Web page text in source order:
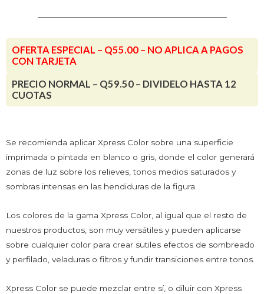
OFERTA ESPECIAL – Q55.00 – NO APLICA A PAGOS
CON TARJETA
PRECIO NORMAL – Q59.50 – DIVIDELO HASTA 12
CUOTAS
Se recomienda aplicar Xpress Color sobre una superficie
imprimada o pintada en blanco o gris, donde el color generará
zonas de luz sobre los relieves, tonos medios saturados y
sombras intensas en las hendiduras de la figura.
Los colores de la gama Xpress Color, al igual que el resto de
nuestros productos, son muy versátiles y pueden aplicarse
sobre cualquier color para crear sutiles efectos de sombreado
y perfilado, veladuras o filtros y fundir transiciones entre tonos.
Xpress Color se puede mezclar entre sí, o diluir con Xpress